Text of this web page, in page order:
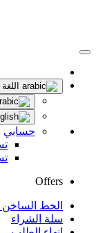
اللغة
حسابي
Offers
الخط الساخن 15474
سلة الشراء